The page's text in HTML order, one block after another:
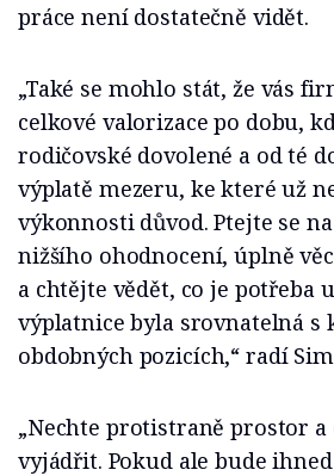
práce není dostatečně vidět.
„Také se mohlo stát, že vás
celkové valorizace po dobu,
rodičovské dovolené a od té
výplatě mezeru, ke které už
výkonnosti důvod. Ptejte se
nižšího ohodnocení, úplně
a chtějte vědět, co je potřeba
výplatnice byla srovnatelná s
obdobných pozicích,“ radí
„Nechte protistraně prostor a
vyjádřit. Pokud ale bude